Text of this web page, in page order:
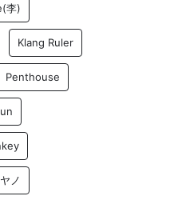
李)
Klang Ruler
Penthouse
ノ